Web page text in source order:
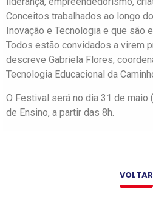
Conceitos trabalhados ao longo
Inovação e Tecnologia e que são
Todos estão convidados a virem
descreve Gabriela Flores,
Tecnologia Educacional da
O Festival será no dia 31 de maio
de Ensino, a partir das 8h.
VOLTAR